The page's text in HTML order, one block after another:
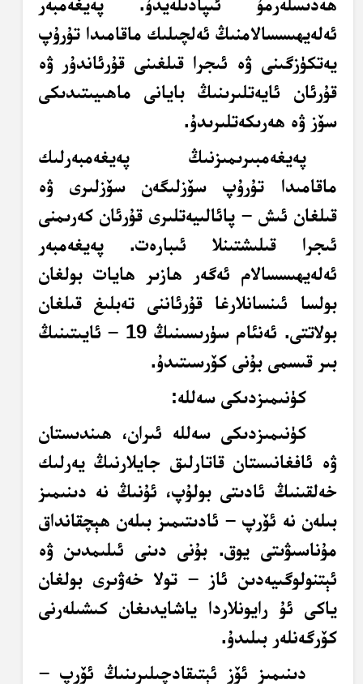
ئەلەيھىسسالامنىڭ ئەلچىلىك ماقامىدا تۇرۇپ
يەتكۈزگىنى ۋە ئىجرا قىلغىنى قۇرئاندۇر ۋە
قۇرئان ئايەتلىرىنىڭ بايانى ماھىيىتىدىكى
سۆز ۋە ھەرىكەتلىرىدۇ.
پەيغەمبىرىمىزنىڭ پەيغەمبەرلىك
ماقامىدا تۇرۇپ سۆزلىگەن سۆزلىرى ۋە
قىلغان ئىش – پائالىيەتلىرى قۇرئان كەرىمنى
ئىجرا قىلىشتىنلا ئىبارەت. پەيغەمبەر
ئەلەيھىسسالام ئەگەر ھازىر ھايات بولغان
بولسا ئىنسانلارغا قۇرئاننى تەبلىغ قىلغان
بولاتتى. ئەنئام سۈرىسىنىڭ 19 – ئايىتىنىڭ
بىر قىسمى بۇنى كۆرسىتىدۇ.
كۈنىمىزدىكى سەللە:
كۈنىمىزدىكى سەللە ئىران، ھىندىستان
ۋە ئافغانىستان قاتارلىق جايلارنىڭ يەرلىك
خەلقىنىڭ ئادىتى بولۇپ، ئۇنىڭ نە دىنىمىز
بىلەن نە ئۆرپ – ئادىتىمىز بىلەن ھېچقانداق
مۇناسىۋىتى يوق. بۇنى دىنى ئىلىمدىن ۋە
ئېتنولوگىيەدىن ئاز – تولا خەۋىرى بولغان
ياكى ئۇ رايونلاردا ياشايدىغان كىشىلەرنى
كۆرگەنلەر بىلىدۇ.
دىنىمىز ئۆز ئېتىقادچىلىرىنىڭ ئۆرپ –